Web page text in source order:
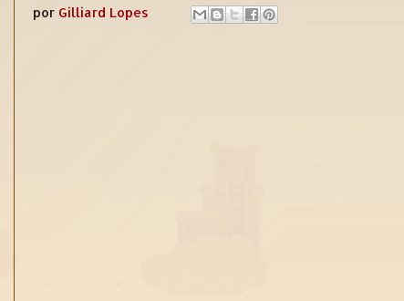
por Gilliard Lopes